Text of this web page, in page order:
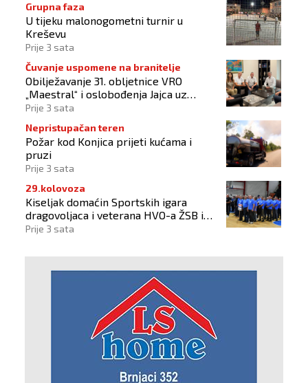
Grupna faza
U tijeku malonogometni turnir u
Kreševu
Prije 3 sata
Čuvanje uspomene na branitelje
Obilježavanje 31. obljetnice VRO
„Maestral“ i oslobođenja Jajca uz
pokroviteljstvo HNS-a BiH
Prije 3 sata
Nepristupačan teren
Požar kod Konjica prijeti kućama i
pruzi
Prije 3 sata
29.kolovoza
Kiseljak domaćin Sportskih igara
dragovoljaca i veterana HVO-a ŽSB i
Dana branitelja
Prije 3 sata